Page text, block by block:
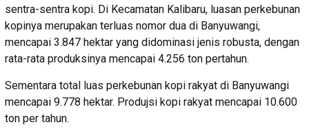
sentra-sentra kopi. Di Kecamatan Kalibaru, luasan perkebunan
kopinya merupakan terluas nomor dua di Banyuwangi,
mencapai 3.847 hektar yang didominasi jenis robusta, dengan
rata-rata produksinya mencapai 4.256 ton pertahun.
Sementara total luas perkebunan kopi rakyat di Banyuwangi
mencapai 9.778 hektar. Produjsi kopi rakyat mencapai 10.600
ton per tahun.